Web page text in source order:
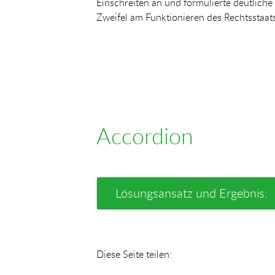
Zweifel am Funktionieren des
Accordion
Lösungsansatz und Ergebnis:
Diese Seite teilen: